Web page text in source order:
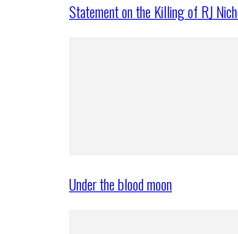
Statement on the Killing of RJ
Under the blood moon